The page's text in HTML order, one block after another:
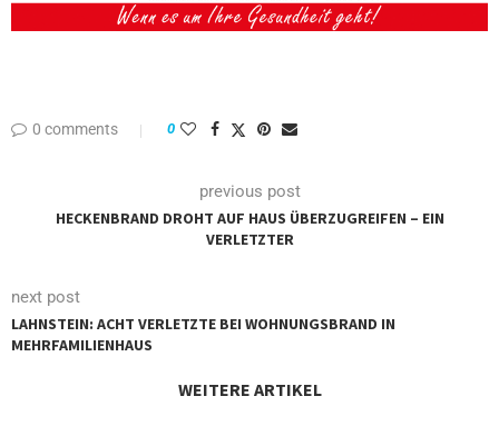
0 comments 0
previous post
HECKENBRAND DROHT AUF HAUS ÜBERZUGREIFEN – EIN
VERLETZTER
next post
LAHNSTEIN: ACHT VERLETZTE BEI WOHNUNGSBRAND IN
MEHRFAMILIENHAUS
WEITERE ARTIKEL